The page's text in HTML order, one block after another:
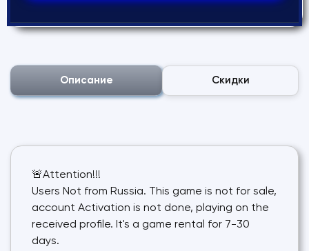
Описание Скидки
🚨Attention!!!
Users Not from Russia. This game is not for sale,
account Activation is not done, playing on the
received profile. It's a game rental for 7-30
days.